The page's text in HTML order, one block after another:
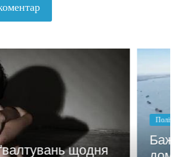
заробити мотивує